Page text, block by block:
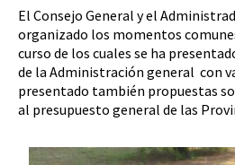
El Consejo General y el
organizado los momentos
curso de los cuales se ha
de la Administración general con
presentado también propuestas
al presupuesto general de las